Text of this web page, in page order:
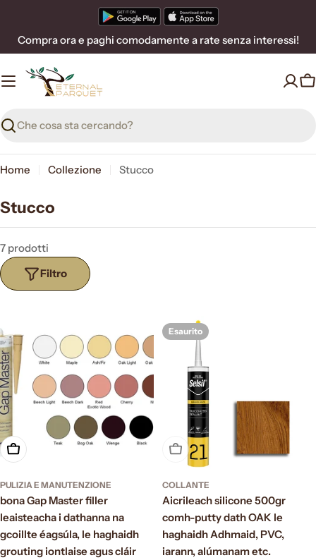
contenuto
Compra ora e paghi comodamente a rate senza interessi!
Ricerca
Home Collezione Stucco
Stucco
7 prodotti
Filtro
Scegli le opzioni
PULIZIA E MANUTENZIONE
bona Gap Master filler
leaisteacha i dathanna na
gcoillte éagsúla, le haghaidh
grouting iontlaise agus cláir
Esaurito
Esaurito
COLLANTE
Aicrileach silicone 500gr
comh-putty dath OAK le
haghaidh Adhmaid, PVC,
iarann, alúmanam etc.